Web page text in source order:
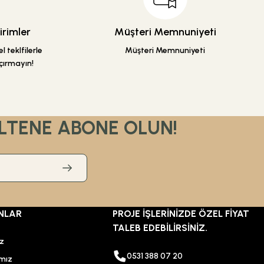
teklfilerle
Müşteri Memnuniyeti
Müşteri Memnuniyeti
ABONE OLUN!
PROJE İŞLERİNİZDE ÖZEL FİYAT
TALEB EDEBİLİRSİNİZ.
0531 388 07 20